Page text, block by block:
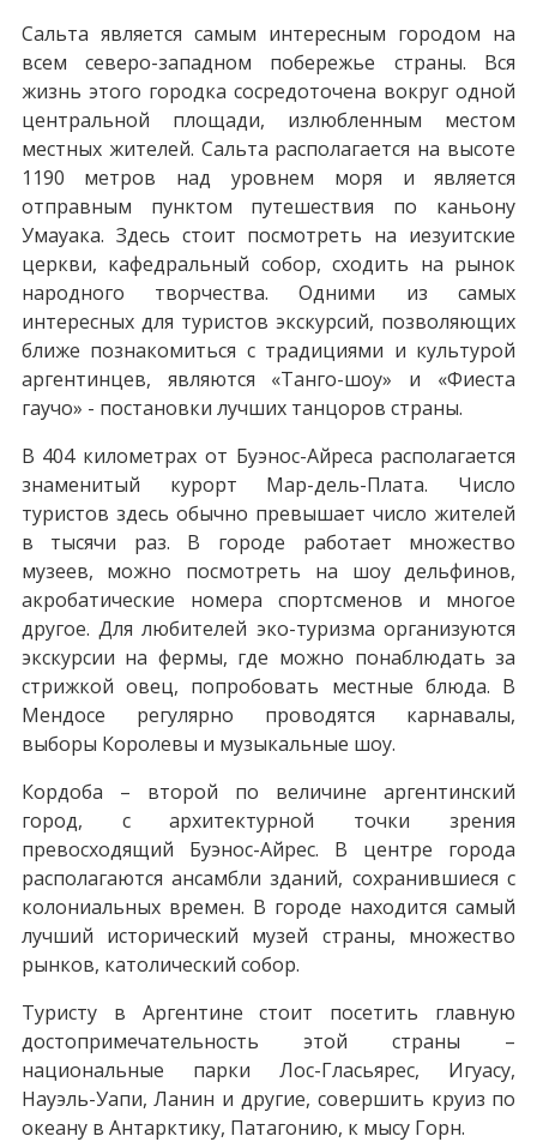
Сальта является самым интересным городом на
всем северо-западном побережье страны. Вся
жизнь этого городка сосредоточена вокруг одной
центральной площади, излюбленным местом
местных жителей. Сальта располагается на высоте
1190 метров над уровнем моря и является
отправным пунктом путешествия по каньону
Умауака. Здесь стоит посмотреть на иезуитские
церкви, кафедральный собор, сходить на рынок
народного творчества. Одними из самых
интересных для туристов экскурсий, позволяющих
ближе познакомиться с традициями и культурой
аргентинцев, являются «Танго-шоу» и «Фиеста
гаучо» - постановки лучших танцоров страны.
В 404 километрах от Буэнос-Айреса располагается
знаменитый курорт Мар-дель-Плата. Число
туристов здесь обычно превышает число жителей
в тысячи раз. В городе работает множество
музеев, можно посмотреть на шоу дельфинов,
акробатические номера спортсменов и многое
другое. Для любителей эко-туризма организуются
экскурсии на фермы, где можно понаблюдать за
стрижкой овец, попробовать местные блюда. В
Мендосе регулярно проводятся карнавалы,
выборы Королевы и музыкальные шоу.
Кордоба – второй по величине аргентинский
город, с архитектурной точки зрения
превосходящий Буэнос-Айрес. В центре города
располагаются ансамбли зданий, сохранившиеся с
колониальных времен. В городе находится самый
лучший исторический музей страны, множество
рынков, католический собор.
Туристу в Аргентине стоит посетить главную
достопримечательность этой страны –
национальные парки Лос-Гласьярес, Игуасу,
Науэль-Уапи, Ланин и другие, совершить круиз по
океану в Антарктику, Патагонию, к мысу Горн.